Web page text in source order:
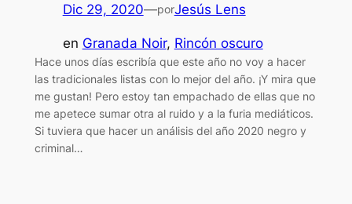
Dic 29, 2020—porJesús Lens
en Granada Noir, Rincón oscuro
Hace unos días escribía que este año no voy a hacer
las tradicionales listas con lo mejor del año. ¡Y mira que
me gustan! Pero estoy tan empachado de ellas que no
me apetece sumar otra al ruido y a la furia mediáticos.
Si tuviera que hacer un análisis del año 2020 negro y
criminal…